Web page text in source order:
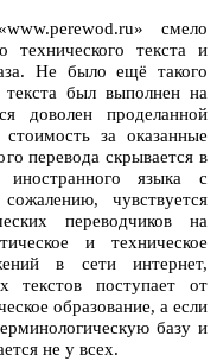
смело
технического текста и
Не было ещё такого
текста был выполнен на
доволен проделанной
за оказанные
перевода скрывается в
иностранного языка с
чувствуется
переводчиков на
и техническое
в сети интернет,
текстов поступает от
образование, а если
базу и
не у всех.